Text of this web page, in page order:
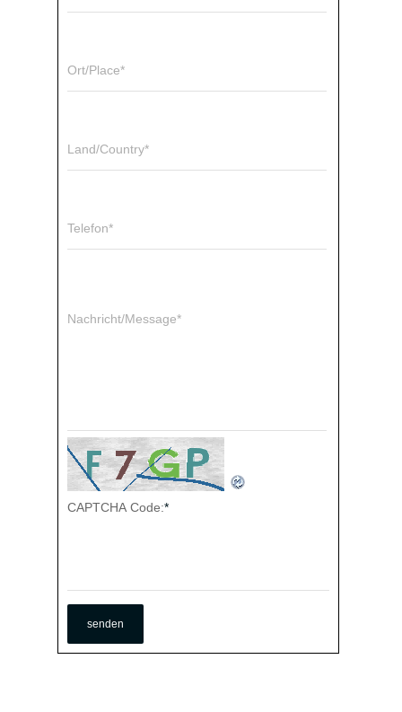
Ort/Place*
Land/Country*
Telefon*
Nachricht/Message*
CAPTCHA Code:*